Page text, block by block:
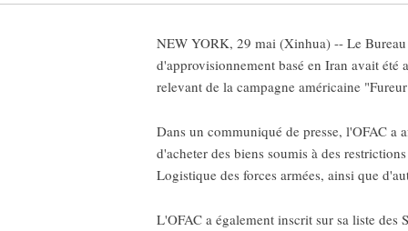
NEW YORK, 29 mai (Xinhua) -- Le Bureau
d'approvisionnement basé en Iran avait été
relevant de la campagne américaine
Dans un communiqué de presse, l'OFAC a
d'acheter des biens soumis à des
Logistique des forces armées, ainsi que
L'OFAC a également inscrit sur sa liste